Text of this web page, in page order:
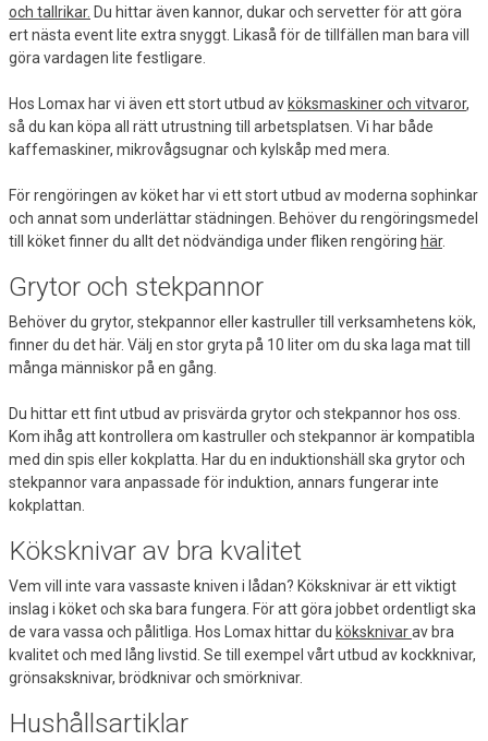
och tallrikar. Du hittar även kannor, dukar och servetter för att göra
ert nästa event lite extra snyggt. Likaså för de tillfällen man bara vill
göra vardagen lite festligare.
Hos Lomax har vi även ett stort utbud av köksmaskiner och vitvaror,
så du kan köpa all rätt utrustning till arbetsplatsen. Vi har både
kaffemaskiner, mikrovågsugnar och kylskåp med mera.
För rengöringen av köket har vi ett stort utbud av moderna sophinkar
och annat som underlättar städningen. Behöver du rengöringsmedel
till köket finner du allt det nödvändiga under fliken rengöring här.
Grytor och stekpannor
Behöver du grytor, stekpannor eller kastruller till verksamhetens kök,
finner du det här. Välj en stor gryta på 10 liter om du ska laga mat till
många människor på en gång.
Du hittar ett fint utbud av prisvärda grytor och stekpannor hos oss.
Kom ihåg att kontrollera om kastruller och stekpannor är kompatibla
med din spis eller kokplatta. Har du en induktionshäll ska grytor och
stekpannor vara anpassade för induktion, annars fungerar inte
kokplattan.
Köksknivar av bra kvalitet
Vem vill inte vara vassaste kniven i lådan? Köksknivar är ett viktigt
inslag i köket och ska bara fungera. För att göra jobbet ordentligt ska
de vara vassa och pålitliga. Hos Lomax hittar du köksknivarav bra
kvalitet och med lång livstid. Se till exempel vårt utbud av kockknivar,
grönsaksknivar, brödknivar och smörknivar.
Hushållsartiklar